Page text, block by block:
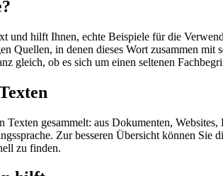
hilft Ihnen, echte Beispiele für die
Quellen, in denen dieses Wort zusammen
gleich, ob es sich um einen seltenen
gesammelt: aus Dokumenten,
Zur besseren Übersicht können Sie
zu finden.